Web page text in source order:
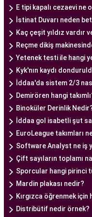
bir tüp bebek hizmeti
Ankara Tüp Bebek
Tüp bebek tedavisi,
ve deneyimli bir
yürütülmesi
Bebek Merkezi'nde
doktoru, çiftlere
sunar.
Ankara Tüp Bebek
sürecinde çiftlere
aşamasında destek
değerlendirir,
en uygun tedavi
sürecinde çiftlere
doktorun önemli
E tipi kapalı cezaevi ne
İstinat Duvarı neden
Kaç çeşit yıldız vardır
Reçme dikiş
Yetenek testi ile hangi
Kyk'nın kaydı
İddaa'da sistem 2/3
Demirören hangi
Binoküler Derinlik
İddaa gol isabetli şut
EuroLeague takımları
Software Analyst ne iş
Çift sayıların toplamı
Sporcular hangi pirinci
Mardin plakası nedir?
Kırgızca öğrenmek için
Distribütif nedir örnek?